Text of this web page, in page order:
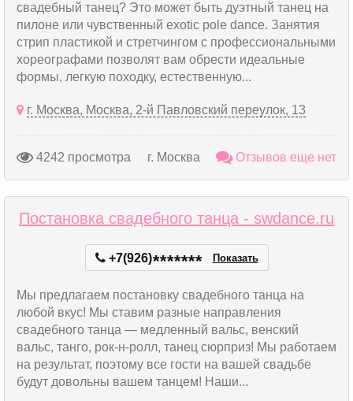
свадебный танец? Это может быть дуэтный танец на
пилоне или чувственный exotic pole dance. Занятия
стрип пластикой и стретчингом с профессиональными
хореографами позволят вам обрести идеальные
формы, легкую походку, естественную...
г. Москва, Москва, 2-й Павловский переулок, 13
4242 просмотра г. Москва Отзывов еще нет
Постановка свадебного танца - swdance.ru
+7(926)******* Показать
Мы предлагаем постановку свадебного танца на
любой вкус! Мы ставим разные направления
свадебного танца — медленный вальс, венский
вальс, танго, рок-н-ролл, танец сюрприз! Мы работаем
на результат, поэтому все гости на вашей свадьбе
будут довольны вашем танцем! Наши...